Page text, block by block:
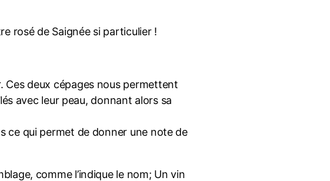
rosé de Saignée si particulier !
Ces deux cépages nous permettent
avec leur peau, donnant alors sa
ce qui permet de donner une note de
comme l’indique le nom; Un vin